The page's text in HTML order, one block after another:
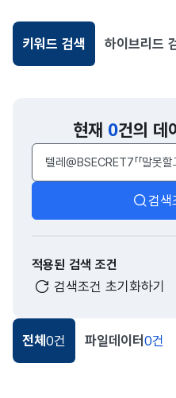
키워드 검색
선택됨
하이브리드
현재 0건의 데
검색어 입력창
검색
적용된 검색 조건
검색조건 초기화하기
전체 0건 파일데이터 0건